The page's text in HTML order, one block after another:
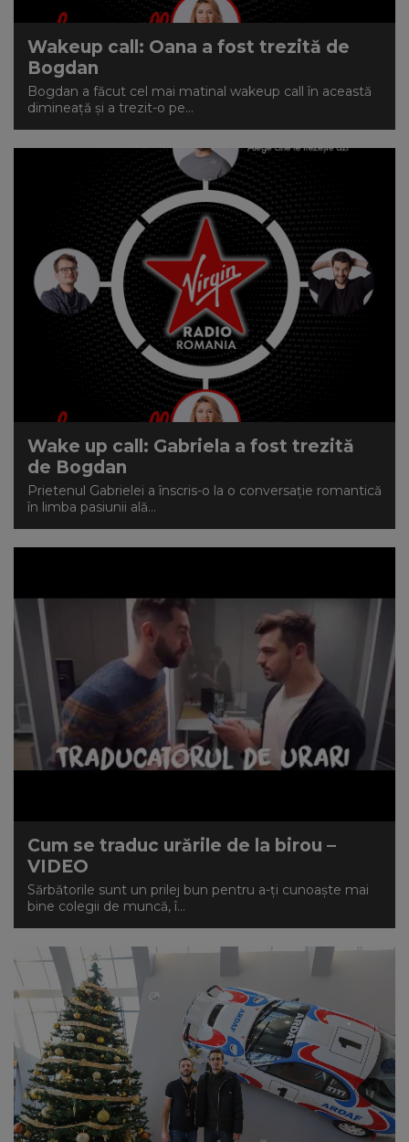
Wakeup call: Oana a fost trezită de
Bogdan
Bogdan a făcut cel mai matinal wakeup call în această
dimineață și a trezit-o pe...
Wake up call: Gabriela a fost trezită
de Bogdan
Prietenul Gabrielei a înscris-o la o conversație romantică
în limba pasiunii ală...
Cum se traduc urările de la birou –
VIDEO
Sărbătorile sunt un prilej bun pentru a-ți cunoaște mai
bine colegii de muncă, î...